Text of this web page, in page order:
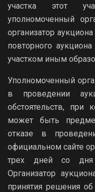
участка этот
уполномоченный
организатор
повторного
участком иным
Уполномоченный
в проведении
обстоятельств, при
может быть
отказе в
официальном сайте
трех дней со дня
Организатор
принятия решения